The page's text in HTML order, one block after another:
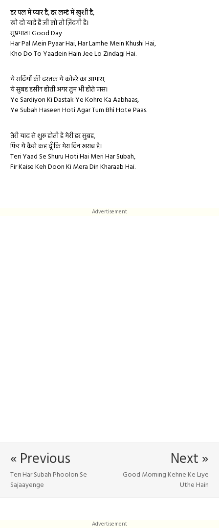
हर पल में प्यार है, हर लम्हे में ख़ुशी है,
खो दो यादें हैं जी लो तो ज़िंदगी है।
सुप्रभात। Good Day
Har Pal Mein Pyaar Hai, Har Lamhe Mein Khushi Hai,
Kho Do To Yaadein Hain Jee Lo Zindagi Hai.
ये सर्दियों की दस्तक ये कोहरे का आभास,
ये सुबह हसीन होती अगर तुम भी होते पास।
Ye Sardiyon Ki Dastak Ye Kohre Ka Aabhaas,
Ye Subah Haseen Hoti Agar Tum Bhi Hote Paas.
तेरी याद से शुरू होती है मेरी हर सुबह,
फिर ये कैसे कह दूँ कि मेरा दिन खराब है।
Teri Yaad Se Shuru Hoti Hai Meri Har Subah,
Fir Kaise Keh Doon Ki Mera Din Kharaab Hai.
Advertisement
Next »
Good Morning Kehne Ke Liye
Uthe Hain
« Previous
Teri Har Subah Phoolon Se
Sajaayenge
Advertisement